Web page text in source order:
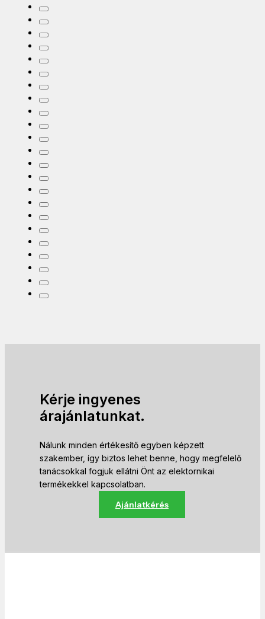
Kérje ingyenes
árajánlatunkat.
Nálunk minden értékesítő egyben képzett
szakember, így biztos lehet benne, hogy megfelelő
tanácsokkal fogjuk ellátni Önt az elektornikai
termékekkel kapcsolatban.
Ajánlatkérés